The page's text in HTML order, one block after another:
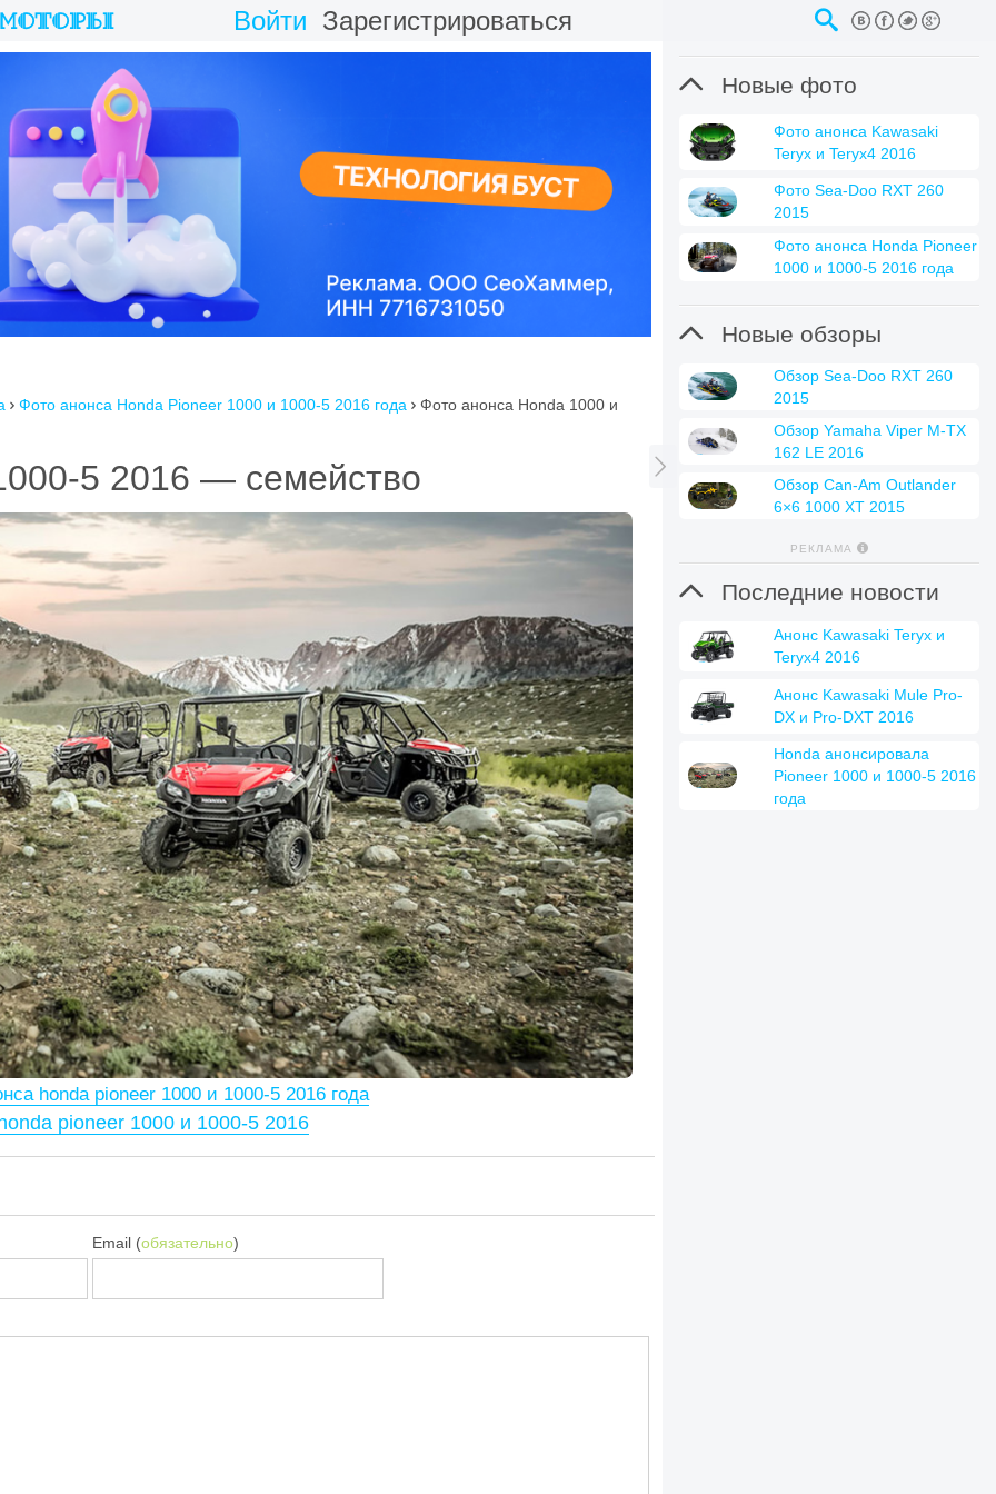
Войти Зарегистрироваться
 Фото анонса Honda Pioneer 1000 и 1000-5 2016 года  Фото анонса Honda 1000 и
5 2016 — семейство
honda pioneer 1000 и 1000-5 2016 года
pioneer 1000 и 1000-5 2016
Email (обязательно)

 Новые фото
Фото анонса Kawasaki
Teryx и Teryx4 2016
Фото Sea-Doo RXT 260
2015
Фото анонса Honda Pioneer
1000 и 1000-5 2016 года
 Новые обзоры
Обзор Sea-Doo RXT 260
2015
Обзор Yamaha Viper M-TX
162 LE 2016
Обзор Can-Am Outlander
6×6 1000 XT 2015
РЕКЛАМА
 Последние новости
Анонс Kawasaki Teryx и
Teryx4 2016
Анонс Kawasaki Mule Pro-
DX и Pro-DXT 2016
Honda анонсировала
Pioneer 1000 и 1000-5 2016
года